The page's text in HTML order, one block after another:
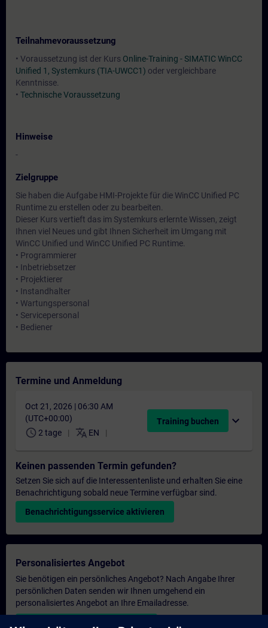
Teilnahmevoraussetzung
• Voraussetzung ist der Kurs Online-Training - SIMATIC WinCC
Unified 1, Systemkurs (TIA-UWCC1) oder vergleichbare
Kenntnisse.
• Technische Voraussetzung
Hinweise
-
Zielgruppe
Sie haben die Aufgabe HMI-Projekte für die WinCC Unified PC
Runtime zu erstellen oder zu bearbeiten.
Dieser Kurs vertieft das im Systemkurs erlernte Wissen, zeigt
Ihnen viel Neues und gibt Ihnen Sicherheit im Umgang mit
WinCC Unified und WinCC Unified PC Runtime.
• Programmierer
• Inbetriebsetzer
• Projektierer
• Instandhalter
• Wartungspersonal
• Servicepersonal
• Bediener
Termine und Anmeldung
Oct 21, 2026 | 06:30 AM
(UTC+00:00)
schedule 2 tage translate EN
Training buchen expand_more
Keinen passenden Termin gefunden?
Setzen Sie sich auf die Interessentenliste und erhalten Sie eine
Benachrichtigung sobald neue Termine verfügbar sind.
Benachrichtigungsservice aktivieren
Personalisiertes Angebot
Sie benötigen ein persönliches Angebot? Nach Angabe Ihrer
persönlichen Daten senden wir Ihnen umgehend ein
personalisiertes Angebot an Ihre Emailadresse.
Persönliches Angebot zusenden